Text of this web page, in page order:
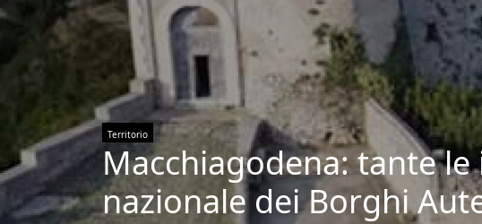
Territorio
Macchiagodena: tante
nazionale dei Borghi